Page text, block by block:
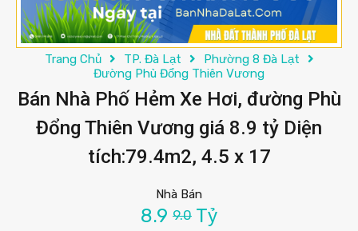
Trang Chủ TP. Đà Lạt
Phường 8 Đà Lạt
Đường Phù Đổng Thiên Vương
Bán Nhà Phố Hẻm Xe Hơi, đường Phù
Đổng Thiên Vương giá 8.9 tỷ Diện
tích:79.4m2, 4.5 x 17
Nhà Bán
8.9 9.0 Tỷ